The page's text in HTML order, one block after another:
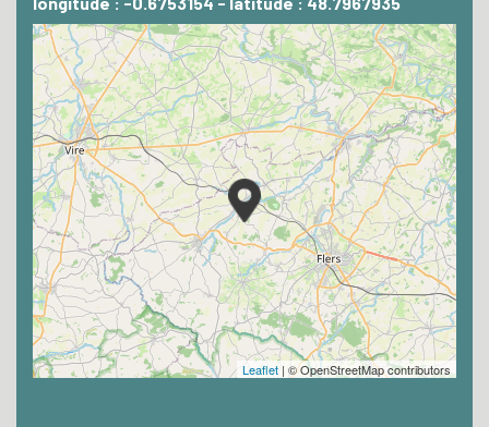
Leaflet | © OpenStreetMap contributors